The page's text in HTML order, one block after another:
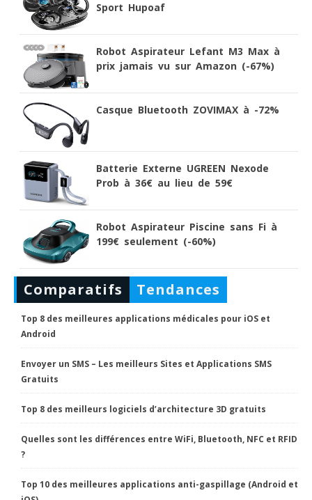
Sport Hupoaf
Robot Aspirateur Lefant M3 Max à
prix jamais vu sur Amazon (-67%)
Casque Bluetooth ZOVIMAX à -72%
Batterie Externe UGREEN Nexode
Prob à 36€ au lieu de 59€
Robot Aspirateur Piscine sans Fi à
199€ seulement (-60%)
Comparatifs Tendances
Top 8 des meilleures applications médicales pour iOS et
Android
Envoyer un SMS – Les meilleurs Sites et Applications SMS
Gratuits
Top 8 des meilleurs logiciels d’architecture 3D gratuits
Quelles sont les différences entre WiFi, Bluetooth, NFC et RFID
?
Top 10 des meilleures applications anti-gaspillage (Android et